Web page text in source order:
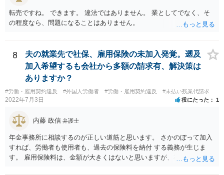
転売ですね。 できます。 違法ではありません。 業としてでなく、そ
の程度なら、問題になることはありません。
8
夫の就業先で社保、雇用保険の未加入発覚。遡及
加入希望するも会社から多額の請求有、解決策は
ありますか？
#労働・雇用契約違反 #外国人労働者 #労働・雇用契約違反 #未払い残業代請求
2022年7月3日 役にたった 1
内藤 政信 弁護士
年金事務所に相談するのが正しい道筋と思います。 さかのぼって加入
すれば、労働者も使用者も、過去の保険料を納付 する義務が生じま
す。 雇用保険料は、金額が大きくはないと思いますが、社会保険はか